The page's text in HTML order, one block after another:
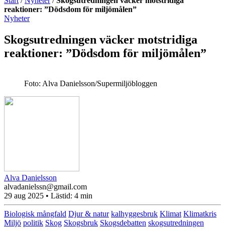
reaktioner: ”Dödsdom för miljömålen”
Nyheter
Skogsutredningen väcker motstridiga
reaktioner: ”Dödsdom för miljömålen”
Foto: Alva Danielsson/Supermiljöbloggen
Alva Danielsson
alvadanielssn@gmail.com
29 aug 2025 • Lästid: 4 min
Biologisk mångfald Djur & natur kalhyggesbruk Klimat Klimatkris
Miljö politik Skog Skogsbruk Skogsdebatten skogsutredningen